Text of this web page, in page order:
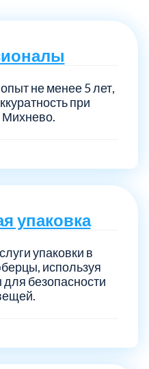
не менее 5 лет,
при
Михнево.
упаковка
упаковки в
используя
безопасности